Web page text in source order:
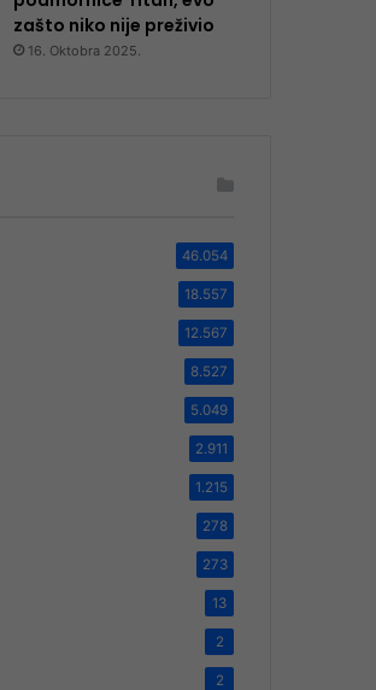
zašto niko nije preživio
16. Oktobra 2025.
46.054
18.557
12.567
8.527
5.049
2.911
1.215
278
273
13
2
2